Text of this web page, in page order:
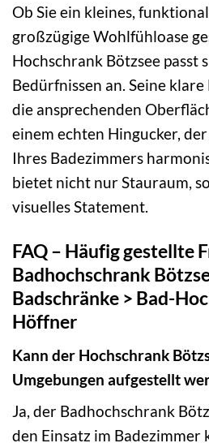
Ob Sie ein kleines,
großzügige Wohlfühloase
Hochschrank Bötzsee passt
Bedürfnissen an. Seine
die ansprechenden
einem echten Hingucker,
Ihres Badezimmers
bietet nicht nur Stauraum,
visuelles Statement.
FAQ – Häufig gestellte
Badhochschrank
Badschränke > Bad-
Höffner
Kann der Hochschrank
Umgebungen aufgestellt
Ja, der Badhochschrank
den Einsatz im Badezimmer